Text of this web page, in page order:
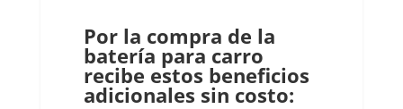
Por la compra de la
batería para carro
recibe estos beneficios
adicionales sin costo: